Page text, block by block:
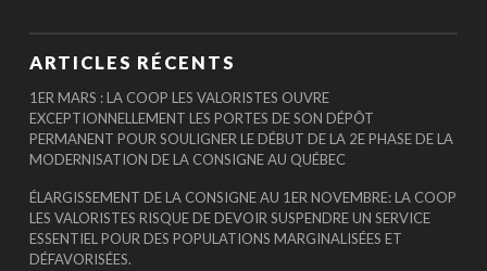
ARTICLES RÉCENTS
1ER MARS : LA COOP LES VALORISTES OUVRE
EXCEPTIONNELLEMENT LES PORTES DE SON DÉPÔT
PERMANENT POUR SOULIGNER LE DÉBUT DE LA 2E PHASE DE LA
MODERNISATION DE LA CONSIGNE AU QUÉBEC
ÉLARGISSEMENT DE LA CONSIGNE AU 1ER NOVEMBRE: LA COOP
LES VALORISTES RISQUE DE DEVOIR SUSPENDRE UN SERVICE
ESSENTIEL POUR DES POPULATIONS MARGINALISÉES ET
DÉFAVORISÉES.